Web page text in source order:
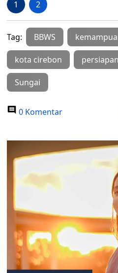
1 2
Tag: BBWS
kota cirebon
Sungai
0 Komentar